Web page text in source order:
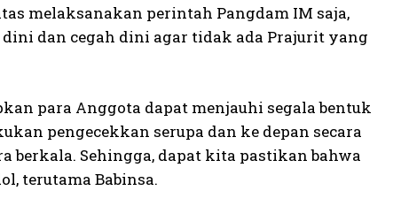
melaksanakan perintah Pangdam IM saja,
dan cegah dini agar tidak ada Prajurit yang
para Anggota dapat menjauhi segala bentuk
pengecekkan serupa dan ke depan secara
berkala. Sehingga, dapat kita pastikan bahwa
terutama Babinsa.